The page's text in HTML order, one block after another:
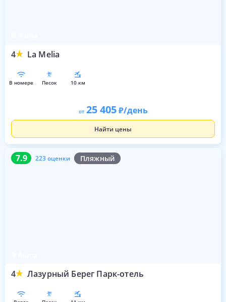
4 La Melia
в номере песок 10 км
от 25 405 /день
Найти цены
7.9 223 оценки Пляжный
4 Лазурный Берег Парк-отель
7.9 223 оценки